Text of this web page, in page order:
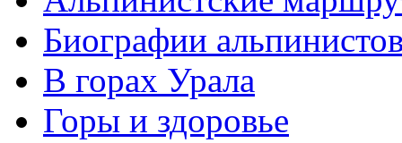
Биографии
В горах Урала
Горы и здоровье